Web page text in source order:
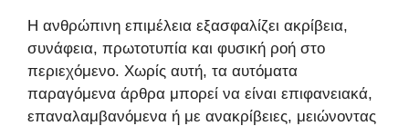
Η ανθρώπινη επιμέλεια εξασφαλίζει ακρίβεια,
συνάφεια, πρωτοτυπία και φυσική ροή στο
περιεχόμενο. Χωρίς αυτή, τα αυτόματα
παραγόμενα άρθρα μπορεί να είναι επιφανειακά,
επαναλαμβανόμενα ή με ανακρίβειες, μειώνοντας